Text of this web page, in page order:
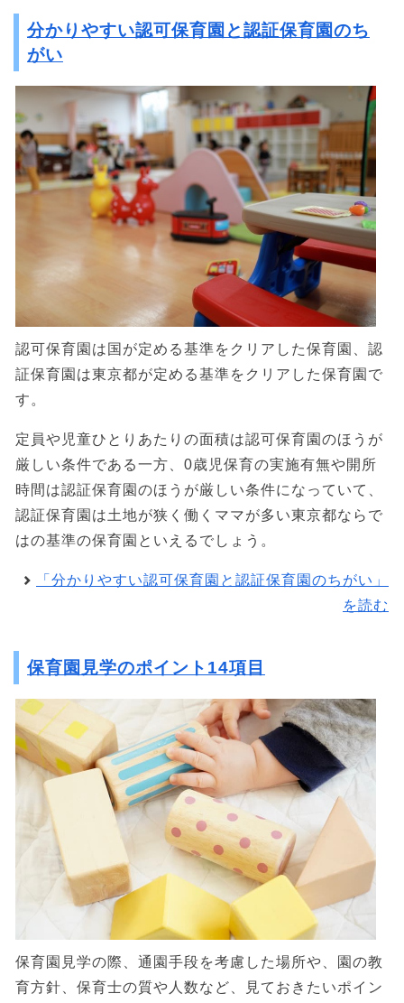
分かりやすい認可保育園と認証保育園のち
がい
認可保育園は国が定める基準をクリアした保育園、認
証保育園は東京都が定める基準をクリアした保育園で
す。
定員や児童ひとりあたりの面積は認可保育園のほうが
厳しい条件である一方、0歳児保育の実施有無や開所
時間は認証保育園のほうが厳しい条件になっていて、
認証保育園は土地が狭く働くママが多い東京都ならで
はの基準の保育園といえるでしょう。
「分かりやすい認可保育園と認証保育園のちがい」
を読む
保育園見学のポイント14項目
保育園見学の際、通園手段を考慮した場所や、園の教
育方針、保育士の質や人数など、見ておきたいポイン